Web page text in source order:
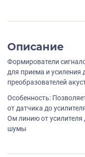
Описание
Формирователи
для приема и усиления
преобразователей
Особенность:
от датчика до
Ом линию от
шумы